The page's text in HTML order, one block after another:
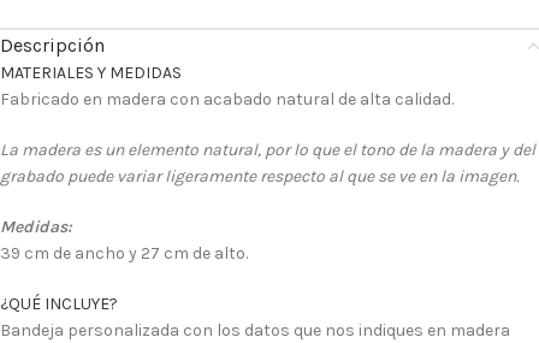
Descripción
MATERIALES Y MEDIDAS
Fabricado en madera con acabado natural de alta calidad.
La madera es un elemento natural, por lo que el tono de la madera y del
grabado puede variar ligeramente respecto al que se ve en la imagen.
Medidas:
39 cm de ancho y 27 cm de alto.
¿QUÉ INCLUYE?
Bandeja personalizada con los datos que nos indiques en madera